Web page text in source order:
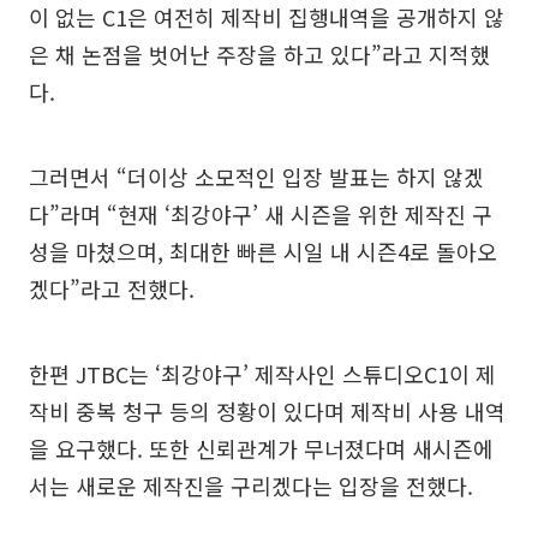
이 없는 C1은 여전히 제작비 집행내역을 공개하지 않
은 채 논점을 벗어난 주장을 하고 있다”라고 지적했
다.
그러면서 “더이상 소모적인 입장 발표는 하지 않겠
다”라며 “현재 ‘최강야구’ 새 시즌을 위한 제작진 구
성을 마쳤으며, 최대한 빠른 시일 내 시즌4로 돌아오
겠다”라고 전했다.
한편 JTBC는 ‘최강야구’ 제작사인 스튜디오C1이 제
작비 중복 청구 등의 정황이 있다며 제작비 사용 내역
을 요구했다. 또한 신뢰관계가 무너졌다며 새시즌에
서는 새로운 제작진을 구리겠다는 입장을 전했다.